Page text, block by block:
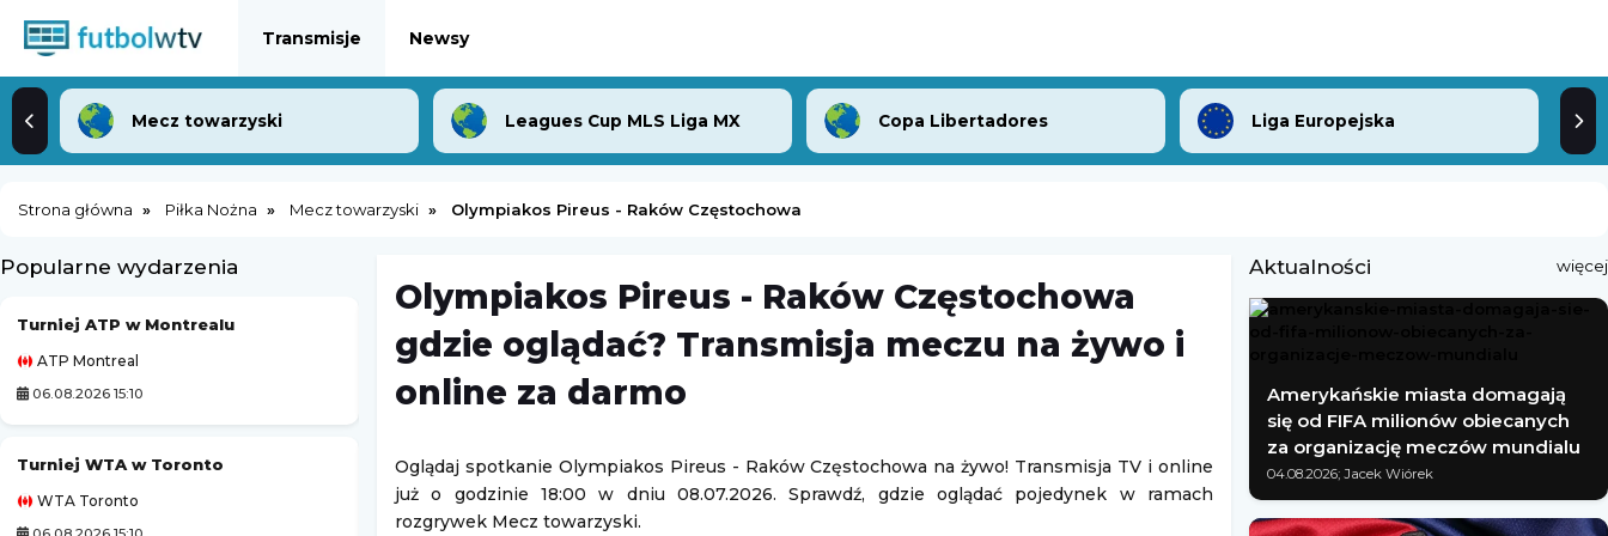
Transmisje Newsy
Mecz towarzyski Leagues Cup MLS Liga MX Copa Libertadores Liga Europejska
Strona główna Piłka Nożna Mecz towarzyski Olympiakos Pireus - Raków Częstochowa
Popularne wydarzenia
Turniej ATP w Montrealu
ATP Montreal
06.08.2026 15:10
Turniej WTA w Toronto
WTA Toronto
Challenger Grodzisk Mazowiecki
06.08.2026 23:00
Turniej ATP Challenger w Hagen
Challenger Hagen
Inter Turku
Liga Konferencji Europy
Turniej ATP Challenger w Lexington
Challenger Lexington
Olympiakos Pireus - Raków Częstochowa
gdzie oglądać? Transmisja meczu na żywo i
online za darmo
Oglądaj spotkanie Olympiakos Pireus - Raków Częstochowa na żywo! Transmisja TV i online
już o godzinie 18:00 w dniu 08.07.2026. Sprawdź, gdzie oglądać pojedynek w ramach
rozgrywek Mecz towarzyski.
Aktualności więcej
Amerykańskie miasta domagają
się od FIFA milionów obiecanych
za organizację meczów mundialu
04.08.2026; Jacek Wiórek